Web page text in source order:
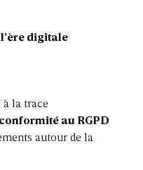
digitale
à la trace
conformité au RGPD
autour de la